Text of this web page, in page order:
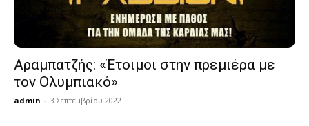
Αραμπατζής: «Έτοιμοι στην πρεμιέρα με
τον Ολυμπιακό»
admin - 3 Σεπτεμβρίου 2022